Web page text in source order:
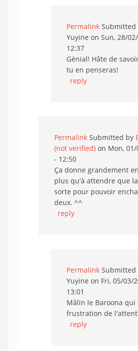
Permalink Submitted
Yuyine on Sun, 28/
12:37
Génial! Hâte de
tu en penseras!
reply
Permalink Submitted by
(not verified) on Mon, 01/
- 12:50
Ça donne grandement
plus qu'à attendre que
sorte pour pouvoir
deux. ^^
reply
Permalink Submitted
Yuyine on Fri, 05/03/
13:01
Mâlin le Baroona qui
frustration de
reply